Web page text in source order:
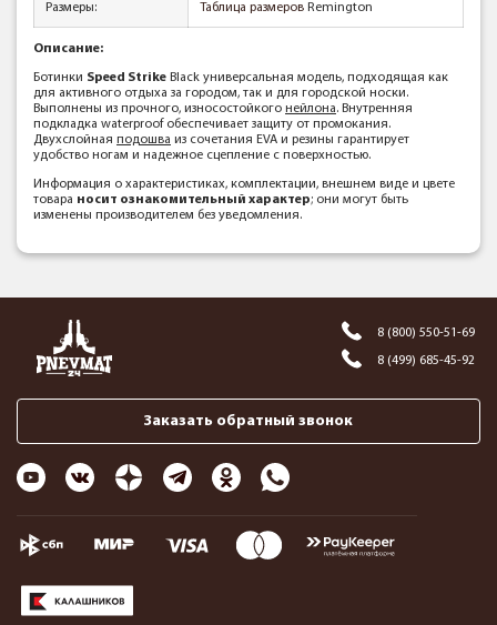
Размеры: Таблица размеров Remington
Описание:
Ботинки Speed Strike Black универсальная модель, подходящая как
для активного отдыха за городом, так и для городской носки.
Выполнены из прочного, износостойкого нейлона. Внутренняя
подкладка waterproof обеспечивает защиту от промокания.
Двухслойная подошва из сочетания EVA и резины гарантирует
удобство ногам и надежное сцепление с поверхностью.
Информация о характеристиках, комплектации, внешнем виде и цвете
товара носит ознакомительный характер; они могут быть
изменены производителем без уведомления.
8 (800) 550-51-69
8 (499) 685-45-92
Заказать обратный звонок